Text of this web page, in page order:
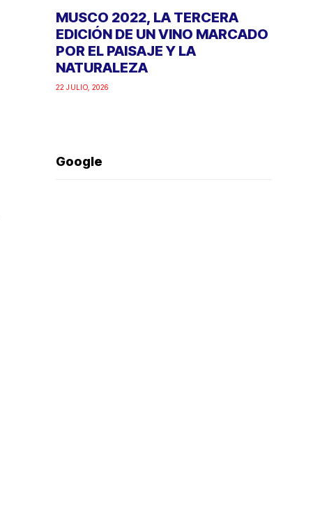
MUSCO 2022, LA TERCERA
EDICIÓN DE UN VINO MARCADO
POR EL PAISAJE Y LA
NATURALEZA
22 JULIO, 2026
Google